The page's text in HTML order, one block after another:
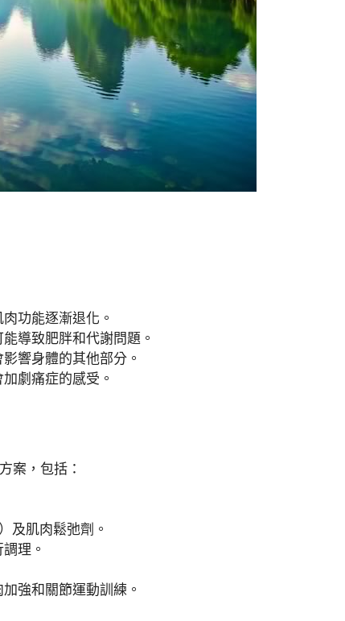
功能逐漸退化。
導致肥胖和代謝問題。
響身體的其他部分。
劇痛症的感受。
案，包括：
及肌肉鬆弛劑。
理。
強和關節運動訓練。